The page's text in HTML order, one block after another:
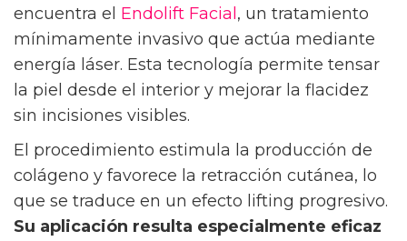
encuentra el Endolift Facial , un tratamiento
mínimamente invasivo que actúa mediante
energía láser. Esta tecnología permite tensar
la piel desde el interior y mejorar la flacidez
sin incisiones visibles.
El procedimiento estimula la producción de
colágeno y favorece la retracción cutánea, lo
que se traduce en un efecto lifting progresivo.
Su aplicación resulta especialmente eficaz